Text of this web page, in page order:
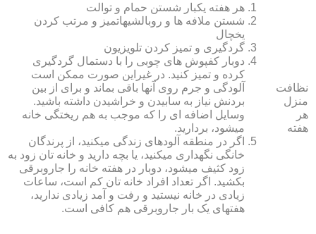
نظافت
منزل
هر
هفته
هر هفته یکبار شستن حمام و توالت
شستن ملافه‏ ها و روبالشی‎هاتمیز و مرتب کردن
یخچال
گردگیری و تمیز کردن تلویزیون
دوبار کفپوش‏ های چوبی را با دستمال گردگیری
کرده و تمیز کنید. در غیراین صورت ممکن است
آلودگی و جرم روی آنها باقی بماند و برای از بین
بردنش نیاز به سابیدن و خراشیدن داشته باشید.
وسایل اضافه ای را که موجب به هم ریختگی خانه
می‏شود، بردارید.
اگر در منطقه آلوده‏ای زندگی می‏کنید، از پرندگان
خانگی نگهداری می‏کنید، یا بچه دارید و خانه‏ تان زود به
زود کثیف می‏شود، دوبار در هفته خانه را جاروبرقی
بکشید. اگر تعداد افراد خانه ‏تان کم است، ساعات
زیادی در خانه نیستید و رفت و آمد زیادی ندارید،
هفته‏ای یک بار جاروبرقی هم کافی است.